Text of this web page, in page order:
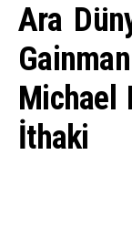
Ara
Michael
İthaki